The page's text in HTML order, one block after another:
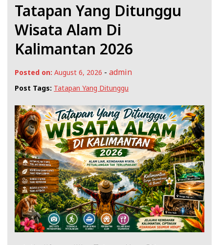
Tatapan Yang Ditunggu
Wisata Alam Di
Kalimantan 2026
Posted on: August 6, 2026 - admin
Post Tags: Tatapan Yang Ditunggu